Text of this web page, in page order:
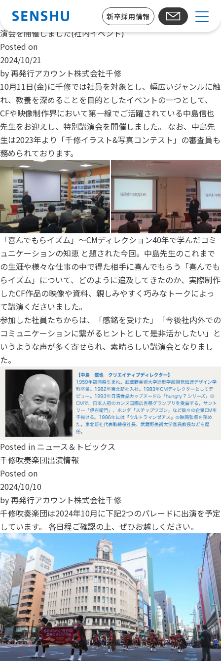
新卒採用情報
クリエイティブディレクター中島信也先生をお迎えし、特別講
演会を開催しました(社内イベント)
Posted on
2024/10/21
by再発行アカウント株式会社千修
10月11日(金)に千修では社員を対象とし、幅広いジャンルに触
れ、教養を深めることを目的としたイベントの一つとして、
CFや映像制作界において第一線でご活躍されている中島信也
先生をお迎えし、特別講演会を開催しました。 なお、中島先
生は2023年より「千修イラスト&写真コンテスト」の審査員も
務められております。
「喜んでもらイズム」〜CMディレクション40年で学んだコミ
ュニケーションの知恵 と題された今回。中島先生のこれまで
の生涯や様々な仕事の中で得た相手に喜んでもらう「喜んでも
らイズム」について、どのように追及してきたのか、実際制作
したCF作品の映像や資料、親しみやすく巧みなトークによっ
て講演くださいました。
参加した社員たちからは、「感銘を受けた」「今後社内外での
コミュニケーションに繋がるヒントとして是非活かしたい」と
いうような声が多く寄せられ、素晴らしい講演会となりまし
た。
Posted in ニュース＆トピックス
千修吹奏楽団出演情報
Posted on
2024/10/10
by再発行アカウント株式会社千修
千修吹奏楽団は2024年10月に下記2つのパレードに出演を予定
しています。 各日程ご確認の上、ぜひお越しください。